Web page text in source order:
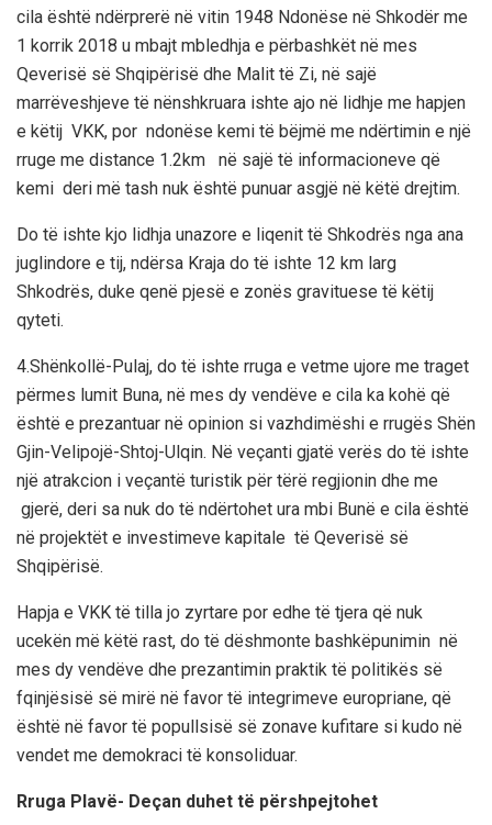
cila është ndërprerë në vitin 1948 Ndonëse në Shkodër me
1 korrik 2018 u mbajt mbledhja e përbashkët në mes
Qeverisë së Shqipërisë dhe Malit të Zi, në sajë
marrëveshjeve të nënshkruara ishte ajo në lidhje me hapjen
e këtij VKK, por ndonëse kemi të bëjmë me ndërtimin e një
rruge me distance 1.2km
në sajë të informacioneve që
kemi deri më tash nuk është punuar asgjë në këtë drejtim.
Do të ishte kjo lidhja unazore e liqenit të Shkodrës nga ana
juglindore e tij, ndërsa Kraja do të ishte 12 km larg
Shkodrës, duke qenë pjesë e zonës gravituese të këtij
qyteti.
4.Shënkollë-Pulaj, do të ishte rruga e vetme ujore me traget
përmes lumit Buna, në mes dy vendëve e cila ka kohë që
është e prezantuar në opinion si vazhdimëshi e rrugës Shën
Gjin-Velipojë-Shtoj-Ulqin. Në veçanti gjatë verës do të ishte
një atrakcion i veçantë turistik për tërë regjionin dhe me
gjerë, deri sa nuk do të ndërtohet ura mbi Bunë e cila është
në projektët e investimeve kapitale të Qeverisë së
Shqipërisë.
Hapja e VKK të tilla jo zyrtare por edhe të tjera që nuk
ucekën më këtë rast, do të dëshmonte bashkëpunimin në
mes dy vendëve dhe prezantimin praktik të politikës së
fqinjësisë së mirë në favor të integrimeve europriane, që
është në favor të popullsisë së zonave kufitare si kudo në
vendet me demokraci të konsoliduar.
Rruga Plavë- Deçan duhet të përshpejtohet